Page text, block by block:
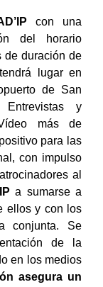
con una
del horario
de duración de
lugar en
de San
Entrevistas y
más de
para las
con impulso
al
a sumarse a
ellos y con los
conjunta. Se
de la
en los medios
asegura un